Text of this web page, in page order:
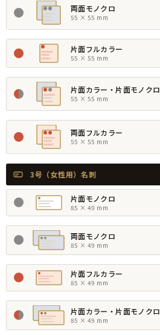
両面モノクロ
55 × 55 mm
片面フルカラー
55 × 55 mm
片面カラー・片面モノクロ
55 × 55 mm
両面フルカラー
55 × 55 mm
3号（女性用）名刺
片面モノクロ
85 × 49 mm
両面モノクロ
85 × 49 mm
片面フルカラー
85 × 49 mm
片面カラー・片面モノクロ
85 × 49 mm